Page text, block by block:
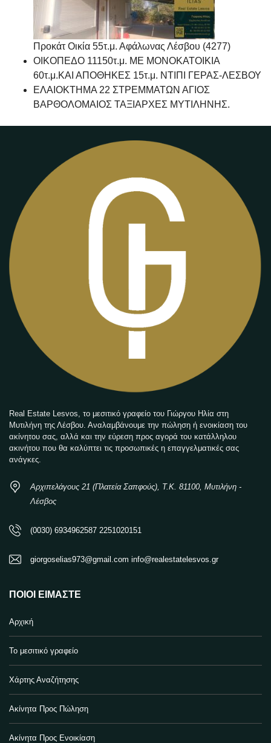
Προκάτ Οικία 55τ.μ. Αφάλωνας Λέσβου (4277)
ΟΙΚΟΠΕΔΟ 11150τ.μ. ΜΕ ΜΟΝΟΚΑΤΟΙΚΙΑ
60τ.μ.ΚΑΙ ΑΠΟΘΗΚΕΣ 15τ.μ. ΝΤΙΠΙ ΓΕΡΑΣ-ΛΕΣΒΟΥ
ΕΛΑΙΟΚΤΗΜΑ 22 ΣΤΡΕΜΜΑΤΩΝ ΑΓΙΟΣ
ΒΑΡΘΟΛΟΜΑΙΟΣ ΤΑΞΙΑΡΧΕΣ ΜΥΤΙΛΗΝΗΣ.
Real Estate Lesvos, το μεσιτικό γραφείο του Γιώργου Ηλία στη
Μυτιλήνη της Λέσβου. Αναλαμβάνουμε την πώληση ή ενοικίαση του
ακίνητου σας, αλλά και την εύρεση προς αγορά του κατάλληλου
ακινήτου που θα καλύπτει τις προσωπικές η επαγγελματικές σας
ανάγκες.
Αρχιπελάγους 21 (Πλατεία Σαπφούς), Τ.Κ. 81100, Μυτιλήνη -
Λέσβος
(0030) 6934962587 2251020151
giorgoselias973@gmail.com info@realestatelesvos.gr
ΠΟΙΟΙ ΕΊΜΑΣΤΕ
Αρχική
Το μεσιτικό γραφείο
Χάρτης Αναζήτησης
Ακίνητα Προς Πώληση
Ακίνητα Προς Ενοικίαση